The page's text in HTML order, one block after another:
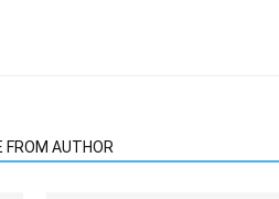
FROM AUTHOR